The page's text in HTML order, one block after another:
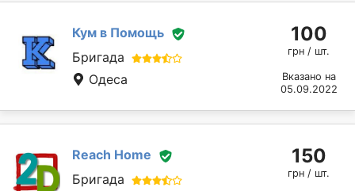
Кум в Помощь
Бригада
Одеса
100
грн / шт.
Вказано на
05.09.2022
Reach Home
Бригада
150
грн / шт.